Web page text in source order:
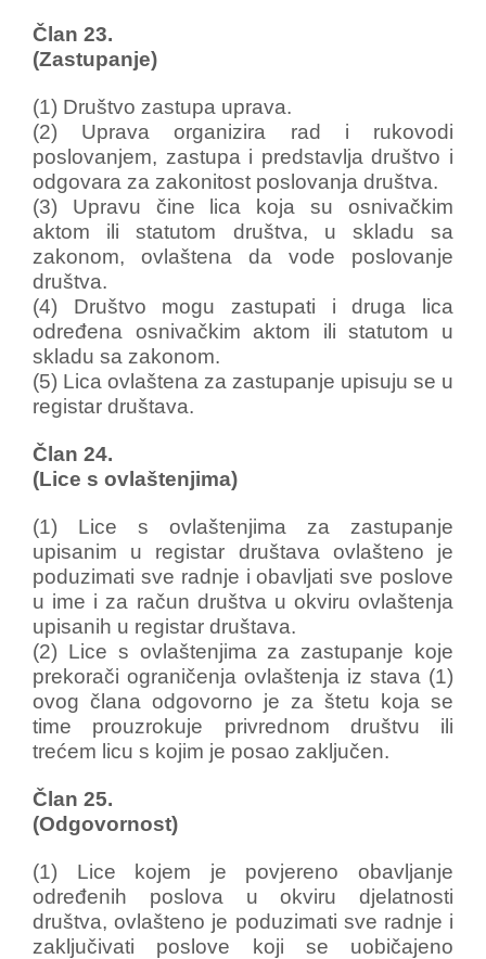
Član 23.
(Zastupanje)
(1) Društvo zastupa uprava.
(2) Uprava organizira rad i rukovodi
poslovanjem, zastupa i predstavlja društvo i
odgovara za zakonitost poslovanja društva.
(3) Upravu čine lica koja su osnivačkim
aktom ili statutom društva, u skladu sa
zakonom, ovlaštena da vode poslovanje
društva.
(4) Društvo mogu zastupati i druga lica
određena osnivačkim aktom ili statutom u
skladu sa zakonom.
(5) Lica ovlaštena za zastupanje upisuju se u
registar društava.
Član 24.
(Lice s ovlaštenjima)
(1) Lice s ovlaštenjima za zastupanje
upisanim u registar društava ovlašteno je
poduzimati sve radnje i obavljati sve poslove
u ime i za račun društva u okviru ovlaštenja
upisanih u registar društava.
(2) Lice s ovlaštenjima za zastupanje koje
prekorači ograničenja ovlaštenja iz stava (1)
ovog člana odgovorno je za štetu koja se
time prouzrokuje privrednom društvu ili
trećem licu s kojim je posao zaključen.
Član 25.
(Odgovornost)
(1) Lice kojem je povjereno obavljanje
određenih poslova u okviru djelatnosti
društva, ovlašteno je poduzimati sve radnje i
zaključivati poslove koji se uobičajeno